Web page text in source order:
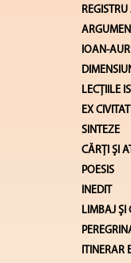
IOAN-
LECŢIILE
EX
SINTEZE
CĂRŢI ŞI
POESIS
INEDIT
LIMBAJ ŞI
ITINERAR